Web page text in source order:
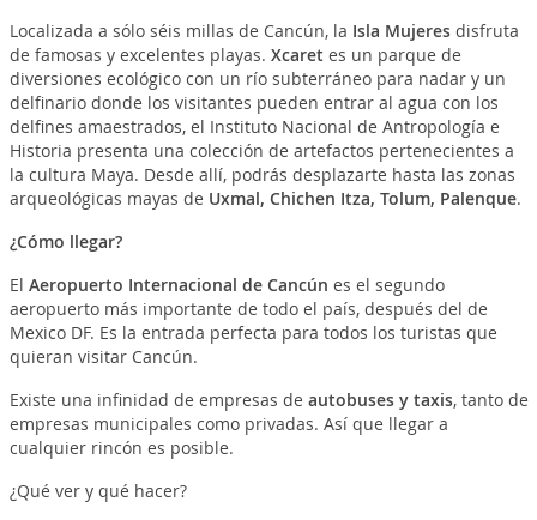
Localizada a sólo séis millas de Cancún, la Isla Mujeresdisfruta
de famosas y excelentes playas. Xcaret es un parque de
diversiones ecológico con un río subterráneo para nadar y un
delfinario donde los visitantes pueden entrar al agua con los
delfines amaestrados, el Instituto Nacional de Antropología e
Historia presenta una colección de artefactos pertenecientes a
la cultura Maya. Desde allí, podrás desplazarte hasta las zonas
arqueológicas mayas de Uxmal, Chichen Itza, Tolum, Palenque.
¿Cómo llegar?
El Aeropuerto Internacional de Cancún es el segundo
aeropuerto más importante de todo el país, después del de
Mexico DF. Es la entrada perfecta para todos los turistas que
quieran visitar Cancún.
Existe una infinidad de empresas de autobuses y taxis, tanto de
empresas municipales como privadas. Así que llegar a
cualquier rincón es posible.
¿Qué ver y qué hacer?